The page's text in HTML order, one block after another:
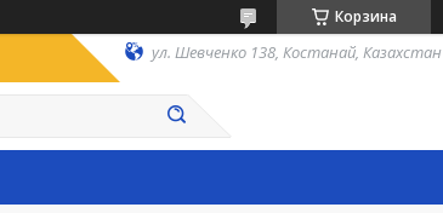
Корзина
ул. Шевченко 138, Костанай, Казахстан